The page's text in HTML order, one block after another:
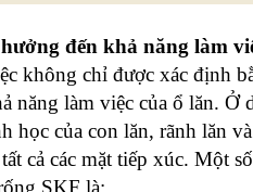
đến khả năng làm
không chỉ được xác định
năng làm việc của ổ lăn.
học của con lăn, rãnh lăn
cả các mặt tiếp xúc. Một
SKF là: